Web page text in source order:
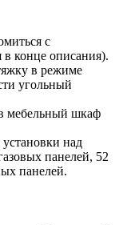
с
конце описания).
в режиме
угольный
мебельный шкаф
над
панелей, 52
панелей.